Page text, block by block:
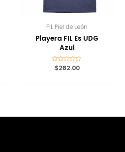
FIL Piel de León
Playera FIL Es UDG
Azul
Valorado
con$282.00